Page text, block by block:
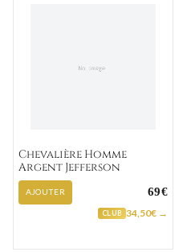
Chevalière Homme
Argent Jefferson
AJOUTER 69€
CLUB 34,50€ →